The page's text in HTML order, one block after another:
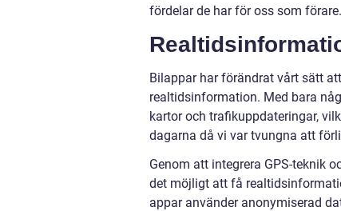
fördelar de har för oss som förare.
Bilappar har förändrat vårt sätt
realtidsinformation. Med bara
kartor och trafikuppdateringar,
dagarna då vi var tvungna att
Genom att integrera GPS-teknik
det möjligt att få
appar använder anonymiserad